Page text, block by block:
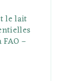
le lait
–